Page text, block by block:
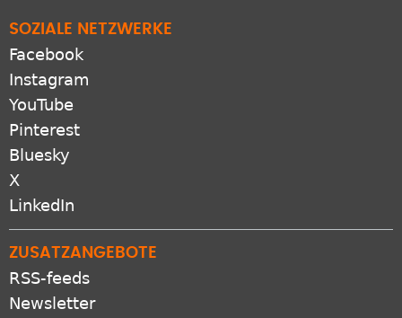
SOZIALE NETZWERKE
Facebook
Instagram
YouTube
Pinterest
Bluesky
X
LinkedIn
ZUSATZANGEBOTE
RSS-feeds
Newsletter